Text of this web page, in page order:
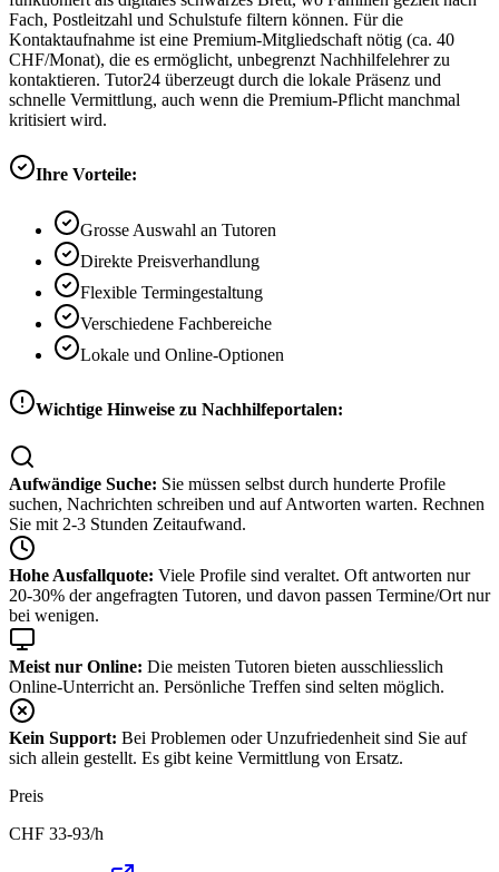
Fach, Postleitzahl und Schulstufe filtern können. Für die
Kontaktaufnahme ist eine Premium-Mitgliedschaft nötig (ca. 40
CHF/Monat), die es ermöglicht, unbegrenzt Nachhilfelehrer zu
kontaktieren. Tutor24 überzeugt durch die lokale Präsenz und
schnelle Vermittlung, auch wenn die Premium-Pflicht manchmal
kritisiert wird.
Ihre Vorteile:
Grosse Auswahl an Tutoren
Direkte Preisverhandlung
Flexible Termingestaltung
Verschiedene Fachbereiche
Lokale und Online-Optionen
Wichtige Hinweise zu Nachhilfeportalen:
Aufwändige Suche: Sie müssen selbst durch hunderte Profile
suchen, Nachrichten schreiben und auf Antworten warten. Rechnen
Sie mit 2-3 Stunden Zeitaufwand.
Hohe Ausfallquote: Viele Profile sind veraltet. Oft antworten nur
20-30% der angefragten Tutoren, und davon passen Termine/Ort nur
bei wenigen.
Meist nur Online: Die meisten Tutoren bieten ausschliesslich
Online-Unterricht an. Persönliche Treffen sind selten möglich.
Kein Support: Bei Problemen oder Unzufriedenheit sind Sie auf
sich allein gestellt. Es gibt keine Vermittlung von Ersatz.
Preis
CHF 33-93/h